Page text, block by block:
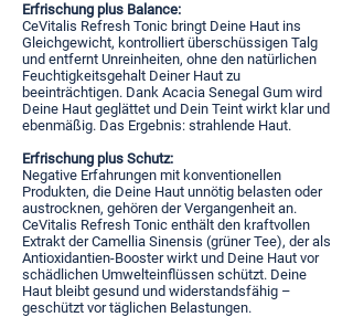
Erfrischung plus Balance:
CeVitalis Refresh Tonic bringt Deine Haut ins
Gleichgewicht, kontrolliert überschüssigen Talg
und entfernt Unreinheiten, ohne den natürlichen
Feuchtigkeitsgehalt Deiner Haut zu
beeinträchtigen. Dank Acacia Senegal Gum wird
Deine Haut geglättet und Dein Teint wirkt klar und
ebenmäßig. Das Ergebnis: strahlende Haut.
Erfrischung plus Schutz:
Negative Erfahrungen mit konventionellen
Produkten, die Deine Haut unnötig belasten oder
austrocknen, gehören der Vergangenheit an.
CeVitalis Refresh Tonic enthält den kraftvollen
Extrakt der Camellia Sinensis (grüner Tee), der als
Antioxidantien-Booster wirkt und Deine Haut vor
schädlichen Umwelteinflüssen schützt. Deine
Haut bleibt gesund und widerstandsfähig –
geschützt vor täglichen Belastungen.